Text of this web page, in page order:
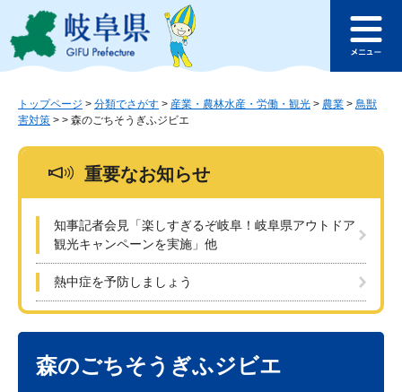
ジ
ュ
このページの本文へ
ュ
トップページ > 分類でさがす > 産業・農林水産・労働・観光 > 農業 > 鳥獣
害対策 > > 森のごちそうぎふジビエ
重要なお知らせ
知事記者会見「楽しすぎるぞ岐阜！岐阜県アウトドア
観光キャンペーンを実施」他
熱中症を予防しましょう
森のごちそうぎふジビエ